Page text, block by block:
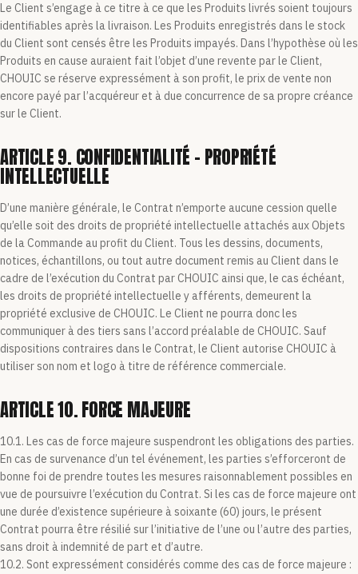
Le Client s’engage à ce titre à ce que les Produits livrés soient toujours
identifiables après la livraison. Les Produits enregistrés dans le stock
du Client sont censés être les Produits impayés. Dans l’hypothèse où les
Produits en cause auraient fait l’objet d’une revente par le Client,
CHOUIC se réserve expressément à son profit, le prix de vente non
encore payé par l’acquéreur et à due concurrence de sa propre créance
sur le Client.
ARTICLE 9. CONFIDENTIALITÉ – PROPRIÉTÉ
INTELLECTUELLE
D’une manière générale, le Contrat n’emporte aucune cession quelle
qu’elle soit des droits de propriété intellectuelle attachés aux Objets
de la Commande au profit du Client. Tous les dessins, documents,
notices, échantillons, ou tout autre document remis au Client dans le
cadre de l’exécution du Contrat par CHOUIC ainsi que, le cas échéant,
les droits de propriété intellectuelle y afférents, demeurent la
propriété exclusive de CHOUIC. Le Client ne pourra donc les
communiquer à des tiers sans l’accord préalable de CHOUIC. Sauf
dispositions contraires dans le Contrat, le Client autorise CHOUIC à
utiliser son nom et logo à titre de référence commerciale.
ARTICLE 10. FORCE MAJEURE
10.1. Les cas de force majeure suspendront les obligations des parties.
En cas de survenance d’un tel événement, les parties s’efforceront de
bonne foi de prendre toutes les mesures raisonnablement possibles en
vue de poursuivre l’exécution du Contrat. Si les cas de force majeure ont
une durée d’existence supérieure à soixante (60) jours, le présent
Contrat pourra être résilié sur l’initiative de l’une ou l’autre des parties,
sans droit à indemnité de part et d’autre.
10.2. Sont expressément considérés comme des cas de force majeure :